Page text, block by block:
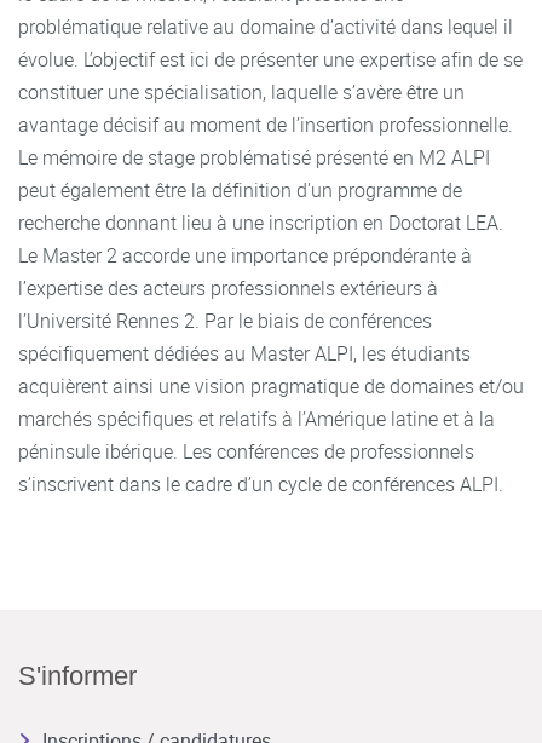
problématique relative au domaine d’activité dans lequel il
évolue. L’objectif est ici de présenter une expertise afin de se
constituer une spécialisation, laquelle s’avère être un
avantage décisif au moment de l’insertion professionnelle.
Le mémoire de stage problématisé présenté en M2 ALPI
peut également être la définition d'un programme de
recherche donnant lieu à une inscription en Doctorat LEA.
Le Master 2 accorde une importance prépondérante à
l’expertise des acteurs professionnels extérieurs à
l’Université Rennes 2. Par le biais de conférences
spécifiquement dédiées au Master ALPI, les étudiants
acquièrent ainsi une vision pragmatique de domaines et/ou
marchés spécifiques et relatifs à l’Amérique latine et à la
péninsule ibérique. Les conférences de professionnels
s’inscrivent dans le cadre d’un cycle de conférences ALPI.
S'informer